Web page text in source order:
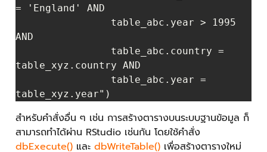
= 'England' AND
AND
table_xyz.country AND
สำหรับคำสั่งอื่น ๆ เช่น การสร้างตารางบนระบบฐานข้อมูล ก็
สามารถทำได้ผ่าน RStudio เช่นกัน โดยใช้คำสั่ง
dbExecute() และ dbWriteTable() เพื่อสร้างตารางใหม่